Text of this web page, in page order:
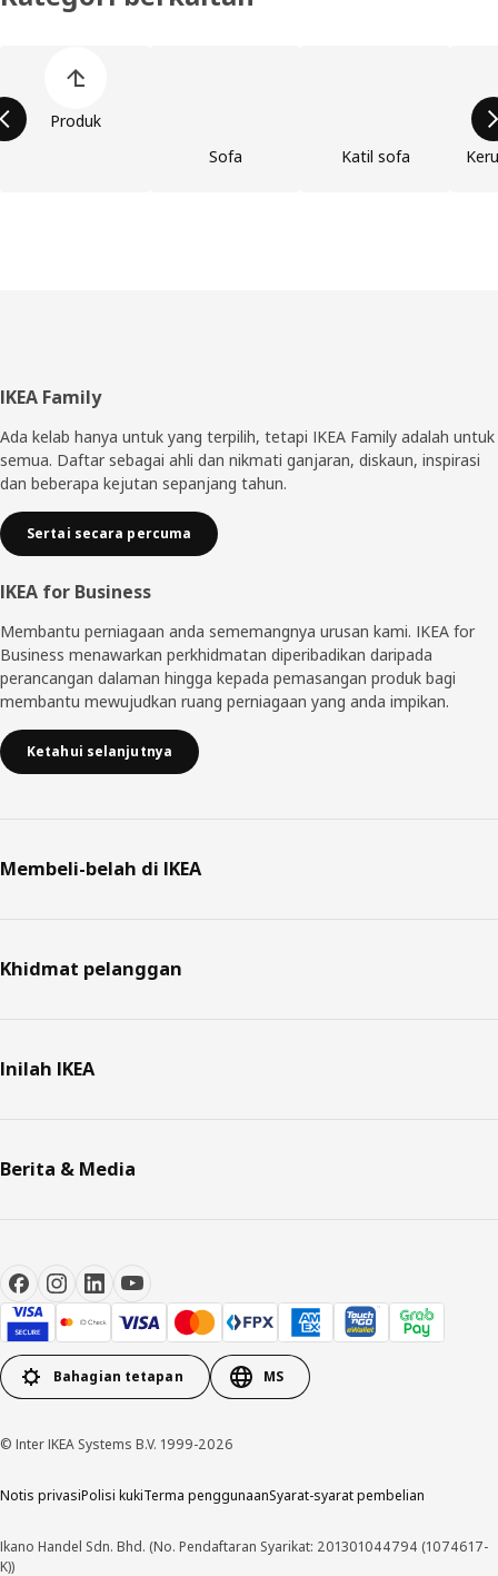
Produk
Sofa
Katil sofa
Pengaki
IKEA Family
Ada kelab hanya untuk yang terpilih, tetapi IKEA Family adalah untuk
semua. Daftar sebagai ahli dan nikmati ganjaran, diskaun, inspirasi
dan beberapa kejutan sepanjang tahun.
Sertai secara percuma
IKEA for Business
Membantu perniagaan anda sememangnya urusan kami. IKEA for
Business menawarkan perkhidmatan diperibadikan daripada
perancangan dalaman hingga kepada pemasangan produk bagi
membantu mewujudkan ruang perniagaan yang anda impikan.
Ketahui selanjutnya
Membeli-belah di IKEA
Khidmat pelanggan
Inilah IKEA
Berita & Media
Bahagian tetapan MS
© Inter IKEA Systems B.V. 1999-2026
Notis privasiPolisi kukiTerma penggunaanSyarat-syarat pembelian
Ikano Handel Sdn. Bhd. (No. Pendaftaran Syarikat: 201301044794 (1074617-
K))